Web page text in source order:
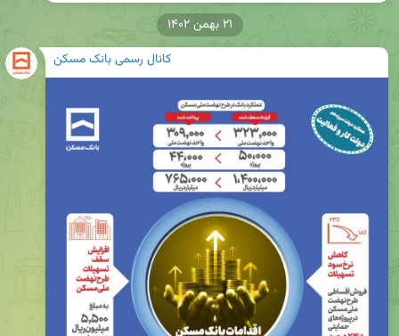
کانال رسمی بانک مسکن
۲۱ بهمن ۱۴۰۲